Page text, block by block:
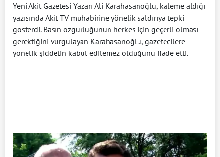
Yeni Akit Gazetesi Yazarı Ali Karahasanoğlu, kaleme aldığı
yazısında Akit TV muhabirine yönelik saldırıya tepki
gösterdi. Basın özgürlüğünün herkes için geçerli olması
gerektiğini vurgulayan Karahasanoğlu, gazetecilere
yönelik şiddetin kabul edilemez olduğunu ifade etti.